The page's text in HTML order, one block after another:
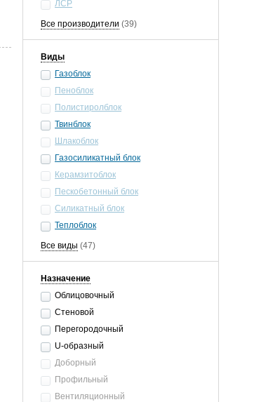
ЛСР
Все производители (39)
Виды
Газоблок
Пеноблок
Полистиролблок
Твинблок
Шлакоблок
Газосиликатный блок
Керамзитоблок
Пескобетонный блок
Силикатный блок
Теплоблок
Все виды (47)
Назначение
Облицовочный
Стеновой
Перегородочный
U-образный
Доборный
Профильный
Вентиляционный